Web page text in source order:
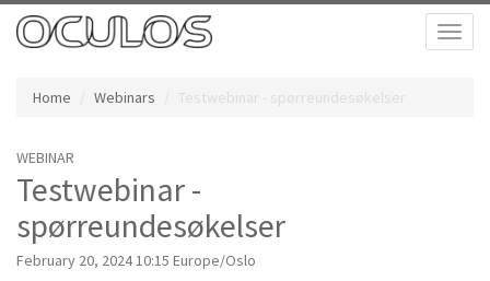
Home Webinars Testwebinar - spørreundesøkelser
WEBINAR
Testwebinar -
spørreundesøkelser
February 20, 2024 10:15 Europe/Oslo